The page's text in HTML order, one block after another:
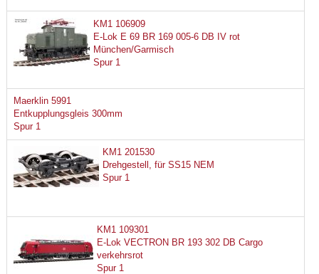
KM1 106909
E-Lok E 69 BR 169 005-6 DB IV rot
München/Garmisch
Spur 1
Maerklin 5991
Entkupplungsgleis 300mm
Spur 1
KM1 201530
Drehgestell, für SS15 NEM
Spur 1
KM1 109301
E-Lok VECTRON BR 193 302 DB Cargo
verkehrsrot
Spur 1